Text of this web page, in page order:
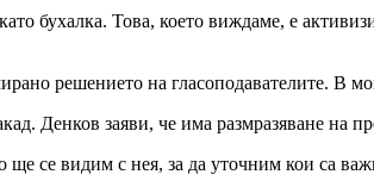
бухалка. Това, което виждаме, е
решението на гласоподавателите. В
Денков заяви, че има размразяване на
ще се видим с нея, за да уточним кои са